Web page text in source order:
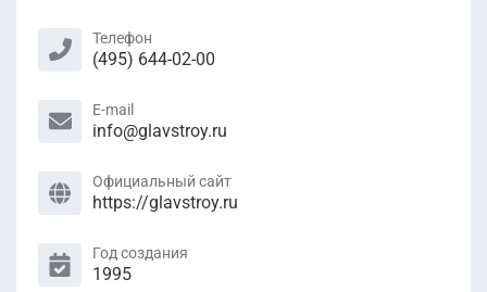
Телефон
(495) 644-02-00
E-mail
info@glavstroy.ru
Официальный сайт
https://glavstroy.ru
Год создания
1995